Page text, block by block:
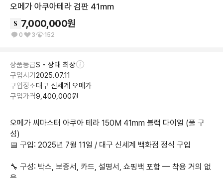
오메가 아쿠아테라 검판 41mm
7,000,000원
0 3 152
상품등급S • 상태 최상
구입시기 2025.07.11
구입장소대구 신세계 오메가
구입가격9,400,000원
오메가 씨마스터 아쿠아 테라 150M 41mm 블랙 다이얼 (풀 구
성)
📅 구입: 2025년 7월 11일 / 대구 신세계 백화점 정식 구입
🔧 구성: 박스, 보증서, 카드, 설명서, 쇼핑백 포함 — 착용 거의 없